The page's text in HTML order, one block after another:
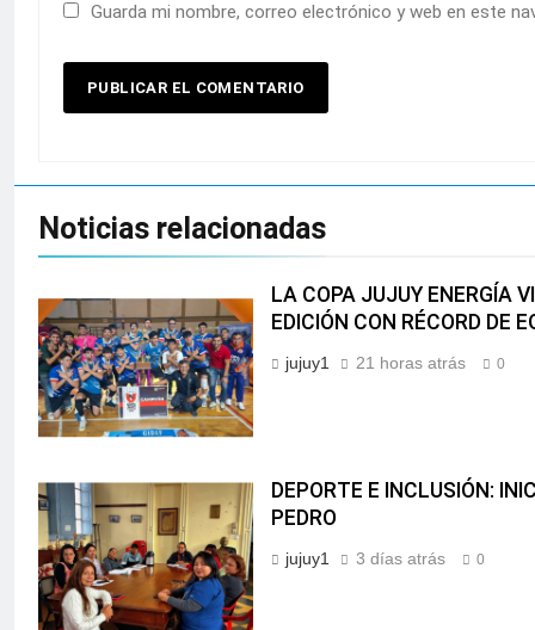
Guarda mi nombre, correo electrónico y web en este
Noticias relacionadas
LA COPA JUJUY ENERGÍA
EDICIÓN CON RÉCORD DE
jujuy1 21 horas atrás 0
DEPORTE E INCLUSIÓN:
PEDRO
jujuy1 3 días atrás 0